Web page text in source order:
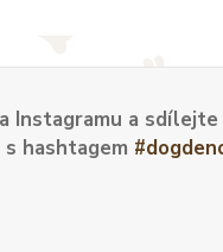
Instagramu a
s hashtagem